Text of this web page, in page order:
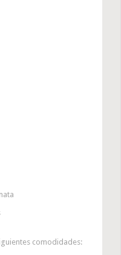
comodidades: